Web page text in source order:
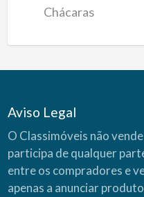
Chácaras
Aviso Legal
O Classimóveis não
participa de qualquer
entre os compradores e
apenas a anunciar